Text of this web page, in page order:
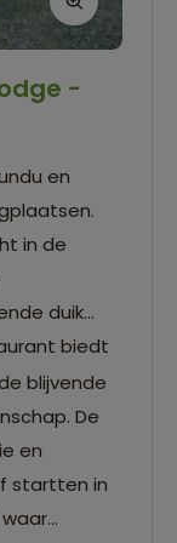
-
en
in de
duik
biedt
blijvende
De
en
startten in